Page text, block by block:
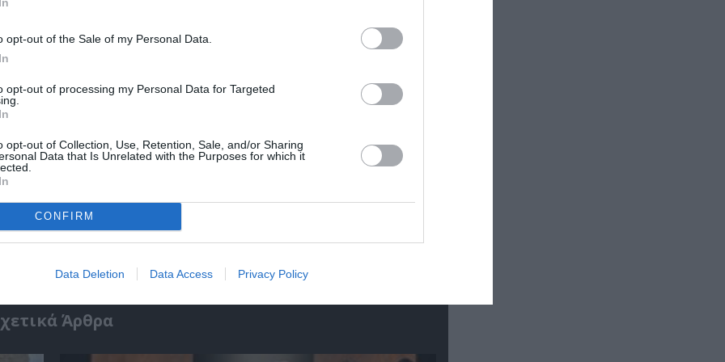
opt-out of the Sale of my Personal Data.
opt-out of processing my Personal Data for Targeted
opt-out of Collection, Use, Retention, Sale, and/or Sharing
Data that Is Unrelated with the Purposes for which it
CONFIRM
Data Deletion Data Access Privacy Policy
ΟΛΙΒΕΡ ΣΤΟΟΥΝ ΦΕΣΤΙΒΑΛ ΚΑΝΝΩΝ
και τον Πολιτισμό!
το Culturenow.gr
Άρθρα